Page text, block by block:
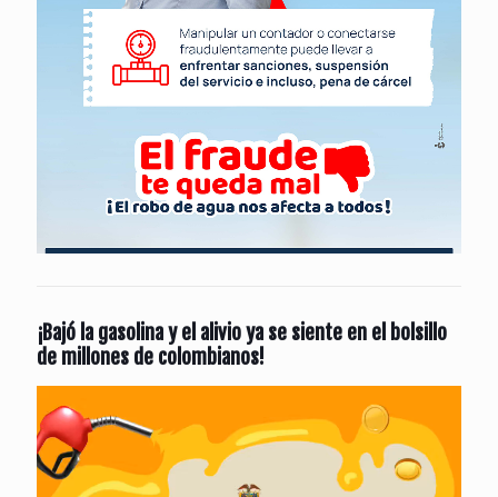
¡Bajó la gasolina y el alivio ya se siente en el bolsillo
de millones de colombianos!
de
vídeo